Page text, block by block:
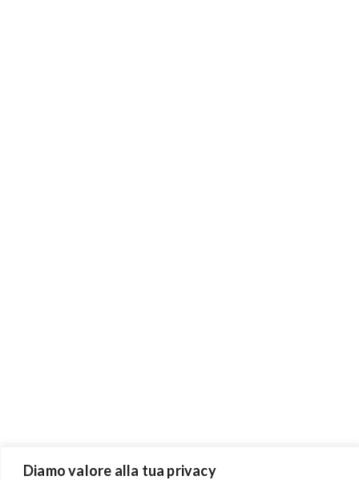
Diamo valore alla tua privacy